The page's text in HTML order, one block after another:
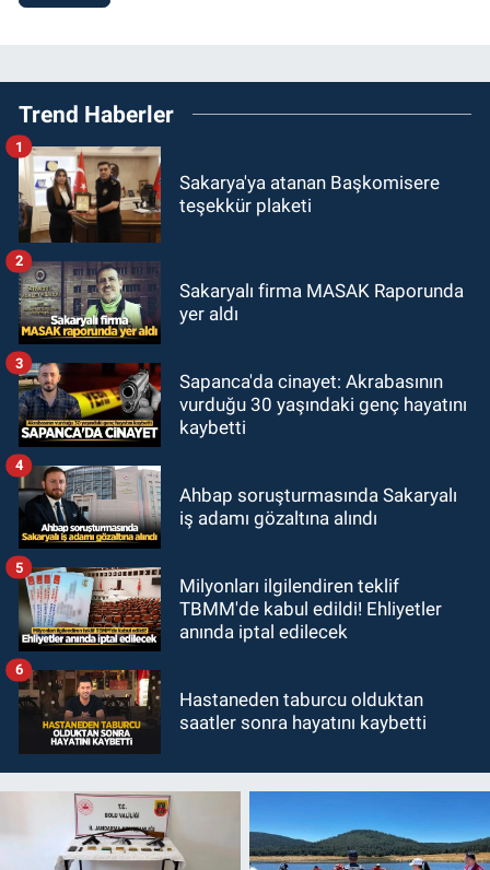
Trend Haberler
Sakarya'ya atanan Başkomisere
teşekkür plaketi
1
Sakaryalı firma MASAK Raporunda
yer aldı
2
Sapanca'da cinayet: Akrabasının
vurduğu 30 yaşındaki genç hayatını
kaybetti
3
Ahbap soruşturmasında Sakaryalı
iş adamı gözaltına alındı
4
Milyonları ilgilendiren teklif
TBMM'de kabul edildi! Ehliyetler
anında iptal edilecek
5
Hastaneden taburcu olduktan
saatler sonra hayatını kaybetti
6